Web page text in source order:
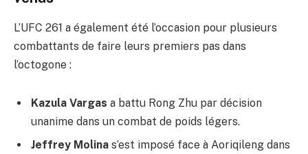
L’UFC 261 a également été l’occasion pour plusieurs
combattants de faire leurs premiers pas dans
l’octogone :
Kazula Vargas a battu Rong Zhu par décision
unanime dans un combat de poids légers.
Jeffrey Molina s’est imposé face à Aoriqileng dans